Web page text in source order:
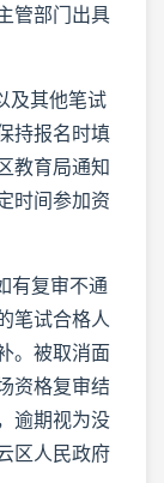
管部门出具
及其他笔试
持报名时填
教育局通知
时间参加资
有复审不通
笔试合格人
。被取消面
资格复审结
逾期视为没
区人民政府